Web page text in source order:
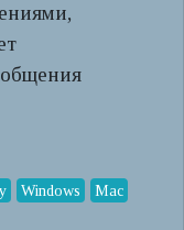
Windows
Mac